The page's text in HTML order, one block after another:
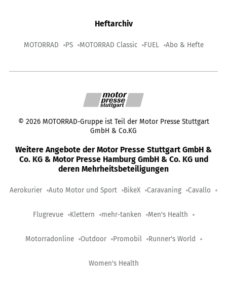
Heftarchiv
MOTORRAD PS MOTORRAD Classic FUEL Abo & Hefte
© 2026 MOTORRAD-Gruppe ist Teil der Motor Presse Stuttgart
GmbH & Co.KG
Weitere Angebote der Motor Presse Stuttgart GmbH &
Co. KG & Motor Presse Hamburg GmbH & Co. KG und
deren Mehrheitsbeteiligungen
Aerokurier Auto Motor und Sport BikeX Caravaning Cavallo
Flugrevue Klettern mehr-tanken Men's Health
Motorradonline Outdoor Promobil Runner's World
Women's Health